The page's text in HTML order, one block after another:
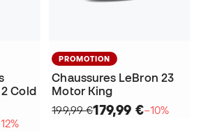
Cold
PROMOTION
Chaussures LeBron 23
Motor King
199,99 €179,99 €−10%